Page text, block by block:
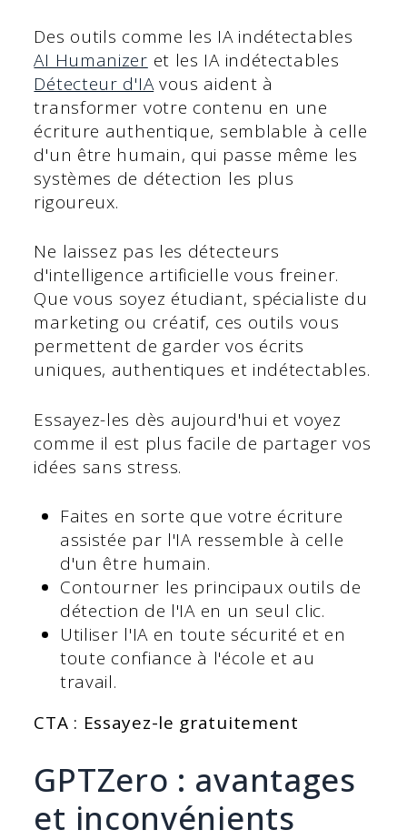
Des outils comme les IA indétectables
AI Humanizer et les IA indétectables
Détecteur d'IAvous aident à
transformer votre contenu en une
écriture authentique, semblable à celle
d'un être humain, qui passe même les
systèmes de détection les plus
rigoureux.
Ne laissez pas les détecteurs
d'intelligence artificielle vous freiner.
Que vous soyez étudiant, spécialiste du
marketing ou créatif, ces outils vous
permettent de garder vos écrits
uniques, authentiques et indétectables.
Essayez-les dès aujourd'hui et voyez
comme il est plus facile de partager vos
idées sans stress.
Faites en sorte que votre écriture
assistée par l'IA ressemble à celle
d'un être humain.
Contourner les principaux outils de
détection de l'IA en un seul clic.
Utiliser l'IA en toute sécurité et en
toute confiance à l'école et au
travail.
CTA : Essayez-le gratuitement
GPTZero : avantages
et inconvénients